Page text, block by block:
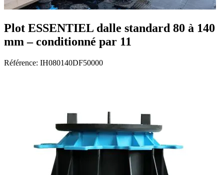
Plot ESSENTIEL dalle standard 80 à 140
mm – conditionné par 11
Référence: IH080140DF50000